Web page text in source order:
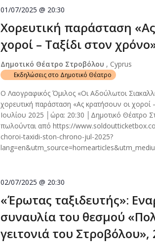
Χορευτική παράσταση
χοροί – Ταξίδι στον
01/07/2025 @ 20:30
Δημοτικό Θέατρο Στροβόλου , Cyprus
Εκδηλώσεις στο Δημοτικό Θέατρο
Ο Λαογραφικός Όμιλος «Οι Αδούλωτοι
χορευτική παράσταση «Ας κρατήσουν οι χοροί
Ιουλίου 2025 │ώρα: 20:30 │Δημοτικό Θέατρο
πωλούνται από https://
choroi-taxidi-ston-chrono-jul-2025?
«Έρωτας ταξιδευτής»:
συναυλία του θεσμού
γειτονιά του
02/07/2025 @ 20:30